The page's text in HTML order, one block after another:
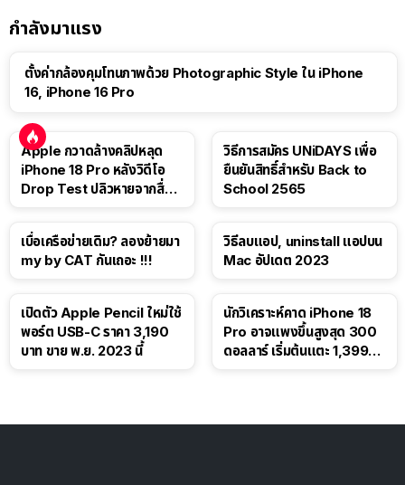
กำลังมาแรง
ตั้งค่ากล้องคุมโทนภาพด้วย Photographic Style ใน iPhone
16, iPhone 16 Pro
Apple กวาดล้างคลิปหลุด
iPhone 18 Pro หลังวิดีโอ
Drop Test ปลิวหายจากสื่อ
วิธีการสมัคร UNiDAYS เพื่อ
ยืนยันสิทธิ์สำหรับ Back to
School 2565
เบื่อเครือข่ายเดิม? ลองย้ายมา
my by CAT กันเถอะ !!!
วิธีลบแอป, uninstall แอปบน
Mac อัปเดต 2023
เปิดตัว Apple Pencil ใหม่ใช้
พอร์ต USB-C ราคา 3,190
บาท ขาย พ.ย. 2023 นี้
นักวิเคราะห์คาด iPhone 18
Pro อาจแพงขึ้นสูงสุด 300
ดอลลาร์ เริ่มต้นแตะ 1,399